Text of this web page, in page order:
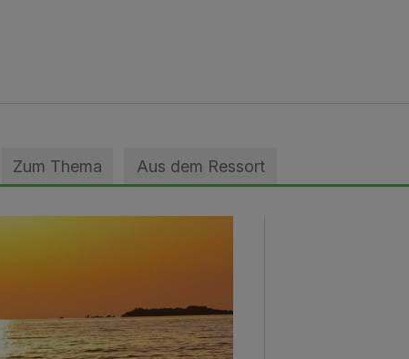
Zum Thema Aus dem Ressort